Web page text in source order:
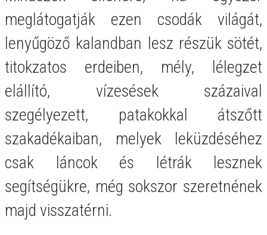
meglátogatják ezen csodák világát,
lenyűgöző kalandban lesz részük sötét,
titokzatos erdeiben, mély, lélegzet
elállító, vízesések százaival
szegélyezett, patakokkal átszőtt
szakadékaiban, melyek leküzdéséhez
csak láncok és létrák lesznek
segítségükre, még sokszor szeretnének
majd visszatérni.